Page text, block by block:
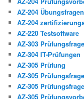
AZ-204 Übungsfragen
AZ-204
AZ-220 Testsoftware
AZ-303
AZ-304 IT-Prüfungen
AZ-305 Prüfung
AZ-305
AZ-305
AZ-305